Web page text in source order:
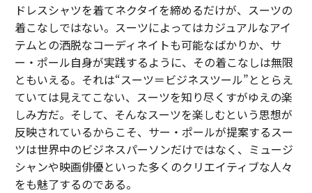
ドレスシャツを着てネクタイを締めるだけが、スーツの
着こなしではない。スーツによってはカジュアルなアイ
テムとの洒脱なコーディネイトも可能なばかりか、サ
ー・ポール自身が実践するように、その着こなしは無限
ともいえる。それは“スーツ＝ビジネスツール”ととらえ
ていては見えてこない、スーツを知り尽くすがゆえの楽
しみ方だ。そして、そんなスーツを楽しむという思想が
反映されているからこそ、サー・ポールが提案するスー
ツは世界中のビジネスパーソンだけではなく、ミュージ
シャンや映画俳優といった多くのクリエイティブな人々
をも魅了するのである。